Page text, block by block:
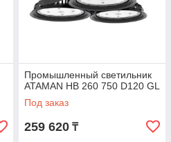
Промышленный светильник
ATAMAN HB 260 750 D120 GL
Под заказ
259 620 ₸